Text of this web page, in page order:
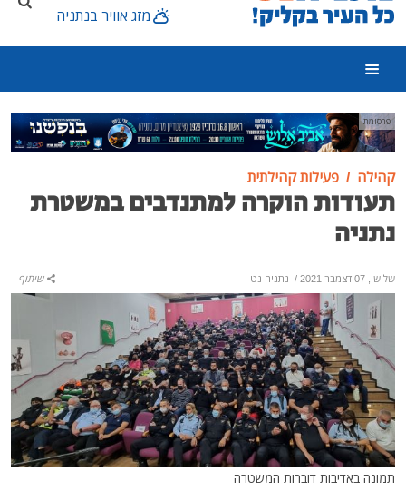
מזג אוויר בנתניה
פרסומת
קהילה פעילות קהילתית
תעודות הוקרה למתנדבים במשטרת
נתניה
שלישי, 07 דצמבר 2021 / נתניה נט שיתוף
תמונה באדיבות דוברות המשטרה